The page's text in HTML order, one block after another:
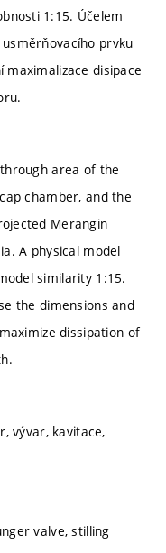
1:15. Účelem
prvku
maximalizace disipace
area of the
chamber, and the
Merangin
A physical model
similarity 1:15.
the dimensions and
dissipation of
vývar, kavitace,
valve, stilling